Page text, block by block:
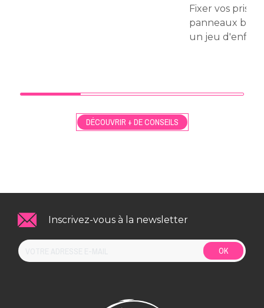
Fixer vos
panneaux bois
un jeu d'enfant
DÉCOUVRIR + DE CONSEILS
Inscrivez-vous à la newsletter
OK